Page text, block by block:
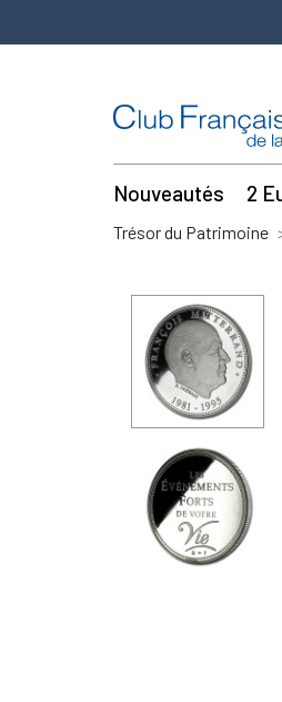
Nouveautés 2
Trésor du Patrimoine